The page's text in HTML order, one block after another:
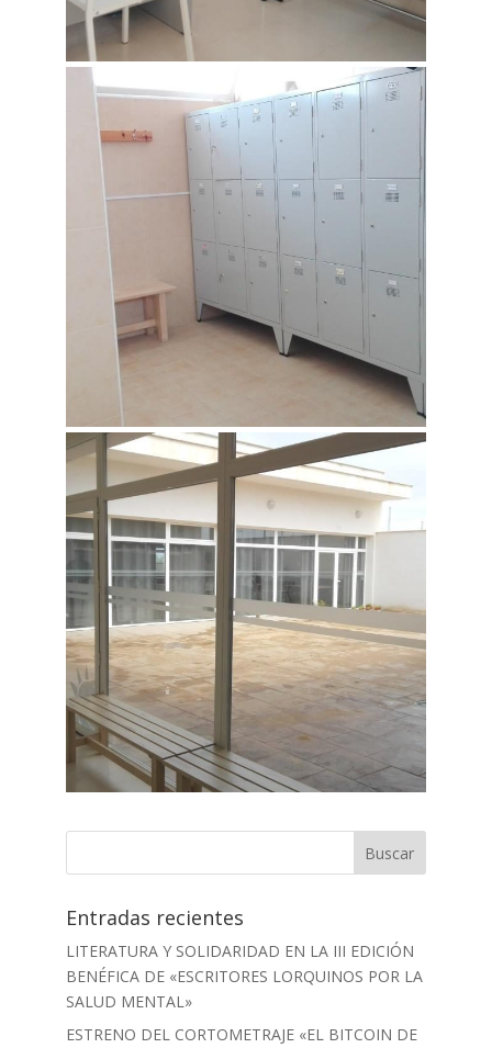
Entradas recientes
LITERATURA Y SOLIDARIDAD EN LA III EDICIÓN
BENÉFICA DE «ESCRITORES LORQUINOS POR LA
SALUD MENTAL»
ESTRENO DEL CORTOMETRAJE «EL BITCOIN DE